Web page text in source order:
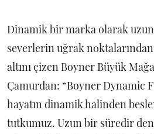
Dinamik bir marka olarak
severlerin uğrak
altını çizen Boyner Büyük
Çamurdan: “Boyner Dynamic
hayatın dinamik halinden
tutkumuz. Uzun bir süredir